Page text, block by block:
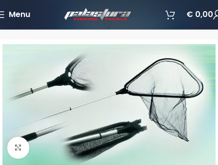
Menu € 0,00
Povećajte sliku